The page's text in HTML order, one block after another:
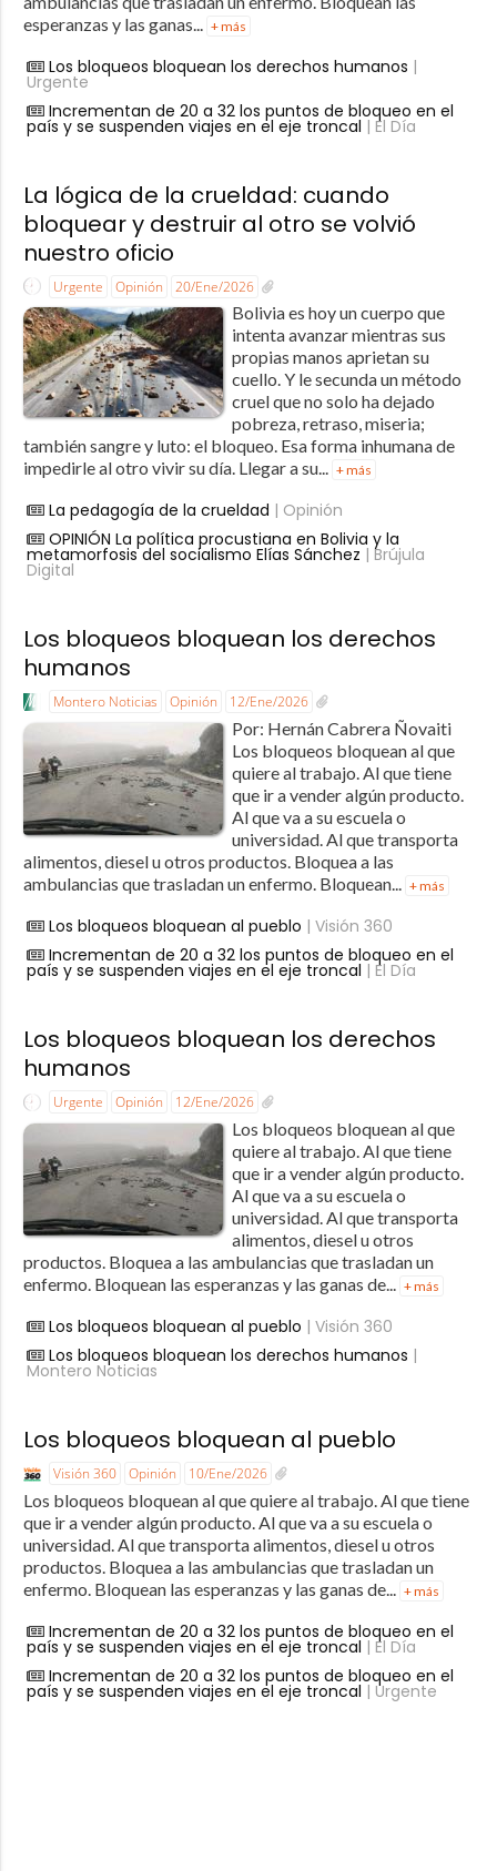
esperanzas y las ganas...
+ más
Los bloqueos bloquean los derechos humanos |
Urgente
Incrementan de 20 a 32 los puntos de bloqueo en el
país y se suspenden viajes en el eje troncal | El Día
La lógica de la crueldad: cuando
bloquear y destruir al otro se volvió
nuestro oficio
Urgente Opinión 20/Ene/2026
Bolivia es hoy un cuerpo que
intenta avanzar mientras sus
propias manos aprietan su
cuello. Y le secunda un método
cruel que no solo ha dejado
pobreza, retraso, miseria;
también sangre y luto: el bloqueo. Esa forma inhumana de
impedirle al otro vivir su día. Llegar a su... + más
La pedagogía de la crueldad | Opinión
OPINIÓN La política procustiana en Bolivia y la
metamorfosis del socialismo Elías Sánchez | Brújula
Digital
Los bloqueos bloquean los derechos
humanos
Montero Noticias Opinión 12/Ene/2026
Por: Hernán Cabrera Ñovaiti
Los bloqueos bloquean al que
quiere al trabajo. Al que tiene
que ir a vender algún producto.
Al que va a su escuela o
universidad. Al que transporta
alimentos, diesel u otros productos. Bloquea a las
ambulancias que trasladan un enfermo. Bloquean... + más
Los bloqueos bloquean al pueblo | Visión 360
Incrementan de 20 a 32 los puntos de bloqueo en el
país y se suspenden viajes en el eje troncal | El Día
Los bloqueos bloquean los derechos
humanos
Urgente Opinión 12/Ene/2026
Los bloqueos bloquean al que
quiere al trabajo. Al que tiene
que ir a vender algún producto.
Al que va a su escuela o
universidad. Al que transporta
alimentos, diesel u otros
productos. Bloquea a las ambulancias que trasladan un
enfermo. Bloquean las esperanzas y las ganas de... + más
Los bloqueos bloquean al pueblo | Visión 360
Los bloqueos bloquean los derechos humanos |
Montero Noticias
Los bloqueos bloquean al pueblo
Visión 360 Opinión 10/Ene/2026
Los bloqueos bloquean al que quiere al trabajo. Al que tiene
que ir a vender algún producto. Al que va a su escuela o
universidad. Al que transporta alimentos, diesel u otros
productos. Bloquea a las ambulancias que trasladan un
enfermo. Bloquean las esperanzas y las ganas de... + más
Incrementan de 20 a 32 los puntos de bloqueo en el
país y se suspenden viajes en el eje troncal | El Día
Incrementan de 20 a 32 los puntos de bloqueo en el
país y se suspenden viajes en el eje troncal | Urgente